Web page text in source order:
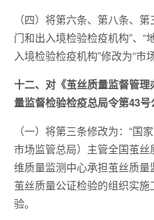
（四）将第六条、第八条、
门和出入境检验检疫机构”、
入境检验检疫机构”修改为“市
十二、对《茧丝质量监督管
量监督检验检疫总局令第43
（一）将第三条修改为：“国
市场监管总局）主管全国茧
维质量监测中心承担茧丝质量
茧丝质量公证检验的组织实
验。